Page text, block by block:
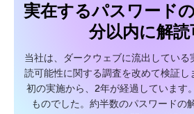
実在するパスワード
分以内に解読
当社は、ダークウェブに流出してい
読可能性に関する調査を改めて検証し
初の実施から、2年が経過しています
ものでした。約半数のパスワードの